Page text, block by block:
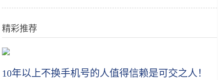
精彩推荐
10年以上不换手机号的人值得信赖是可交之人！